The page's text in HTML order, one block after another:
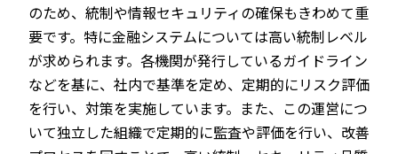
のため、統制や情報セキュリティの確保もきわめて重
要です。特に金融システムについては高い統制レベル
が求められます。各機関が発行しているガイドライン
などを基に、社内で基準を定め、定期的にリスク評価
を行い、対策を実施しています。また、この運営につ
いて独立した組織で定期的に監査や評価を行い、改善